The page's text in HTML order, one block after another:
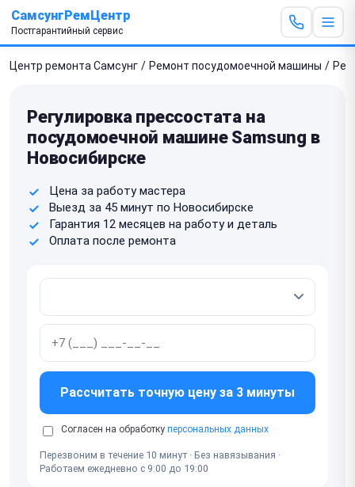
СамсунгРемЦентр
Постгарантийный сервис
Центр ремонта Самсунг / Ремонт посудомоечной машины /
Регулировка прессостата на
посудомоечной машине Samsung в
Новосибирске
Цена за работу мастера
Выезд за 45 минут по Новосибирске
Гарантия 12 месяцев на работу и деталь
Оплата после ремонта
Рассчитать точную цену за 3 минуты
Согласен на обработку персональных данных
Перезвоним в течение 10 минут · Без навязывания ·
Работаем ежедневно с 9:00 до 19:00